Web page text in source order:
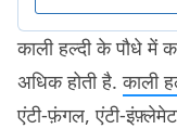
काली हल्दी के पौधे में
अधिक होती है.काली
एंटी-फ़ंगल, एंटी-